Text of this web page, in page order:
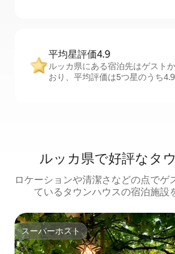
平均星評価4.9
ルッカ県にある宿泊先はゲスト
おり、平均評価は5つ星のうち
ルッカ県で好評なタ
ロケーションや清潔さなどの点でゲ
ているタウンハウスの宿泊施設
スーパーホスト
スーパーホスト